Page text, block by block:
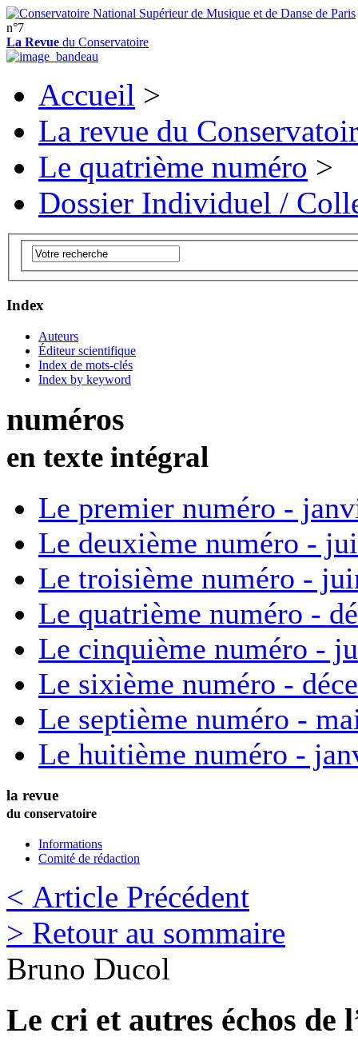
n°7
La Revue du Conservatoire
Accueil >
La revue du
Le quatrième numéro >
Dossier Individuel /
Index
Auteurs
Éditeur scientifique
Index de mots-clés
Index by keyword
numéros
en texte intégral
Le premier numéro -
Le deuxième numéro -
Le troisième numéro -
Le quatrième numéro -
Le cinquième numéro -
Le sixième numéro -
Le septième numéro -
Le huitième numéro -
la revue
du conservatoire
Informations
Comité de rédaction
< Article Précédent
> Retour au sommaire
Bruno Ducol
Le cri et autres échos de